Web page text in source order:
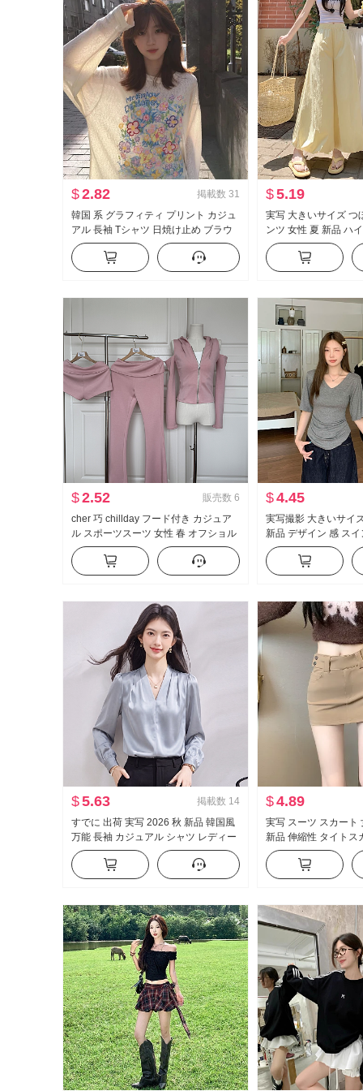
$2.82 掲載数 31
韓国 系 グラフィティ プリント カジュ
アル 長袖 Tシャツ 日焼け止め ブラウ
ス 女性 春夏 ルーズフィット ルーズ 風
が冷たい 感 クルーネック トップス
$5.19
実写 大きいサイズ つ
ンツ 女性 夏 新品 ハ
フィット スリム効果
ンツ カジュアル ワイ
$2.52 販売数 6
cher 巧 chillday フード付き カジュア
ル スポーツスーツ 女性 春 オフショル
ダー コート ベルボトム スリーピース
$4.45
実写撮影 大きいサイ
新品 デザイン 感 ス
せている t カジュア
ムフィット 底打ち ト
$5.63 掲載数 14
すでに 出荷 実写 2026 秋 新品 韓国風
万能 長袖 カジュアル シャツ レディー
ストップス
$4.89
実写 スーツ スカート
新品 伸縮性 タイトス
セクシースタイル ハ
ミニスカート